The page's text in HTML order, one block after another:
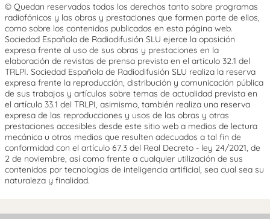
© Quedan reservados todos los derechos tanto sobre programas
radiofónicos y las obras y prestaciones que formen parte de ellos,
como sobre los contenidos publicados en esta página web.
Sociedad Española de Radiodifusión SLU ejerce la oposición
expresa frente al uso de sus obras y prestaciones en la
elaboración de revistas de prensa prevista en el artículo 32.1 del
TRLPI. Sociedad Española de Radiodifusión SLU realiza la reserva
expresa frente la reproducción, distribución y comunicación pública
de sus trabajos y artículos sobre temas de actualidad prevista en
el artículo 33.1 del TRLPI, asimismo, también realiza una reserva
expresa de las reproducciones y usos de las obras y otras
prestaciones accesibles desde este sitio web a medios de lectura
mecánica u otros medios que resulten adecuados a tal fin de
conformidad con el artículo 67.3 del Real Decreto - ley 24/2021, de
2 de noviembre, así como frente a cualquier utilización de sus
contenidos por tecnologías de inteligencia artificial, sea cual sea su
naturaleza y finalidad.